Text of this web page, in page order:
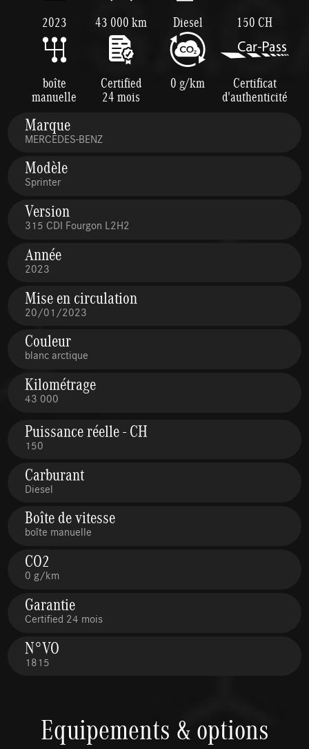
2023 43 000 km Diesel 150 CH
boîte
manuelle
Certified
24 mois
0 g/km Certificat
d'authenticité
Marque
MERCEDES-BENZ
Modèle
Sprinter
Version
315 CDI Fourgon L2H2
Année
2023
Mise en circulation
20/01/2023
Couleur
blanc arctique
Kilométrage
43 000
Puissance réelle - CH
150
Carburant
Diesel
Boîte de vitesse
boîte manuelle
CO2
0 g/km
Garantie
Certified 24 mois
N°VO
1815
Equipements & options